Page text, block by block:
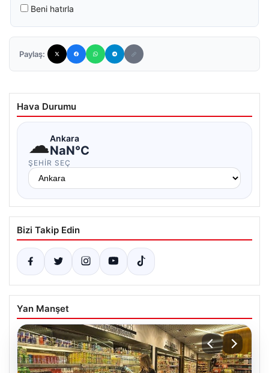
Beni hatırla
Paylaş:
Hava Durumu
☁Ankara
NaN°C
ŞEHIR SEÇ
Bizi Takip Edin
Yan Manşet